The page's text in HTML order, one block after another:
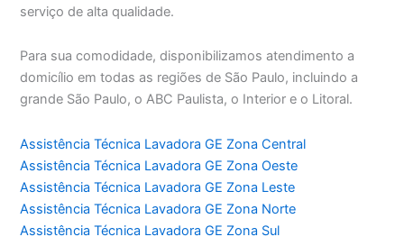
serviço de alta qualidade.
Para sua comodidade, disponibilizamos atendimento a
domicílio em todas as regiões de São Paulo, incluindo a
grande São Paulo, o ABC Paulista, o Interior e o Litoral.
Assistência Técnica Lavadora GE Zona Central
Assistência Técnica Lavadora GE Zona Oeste
Assistência Técnica Lavadora GE Zona Leste
Assistência Técnica Lavadora GE Zona Norte
Assistência Técnica Lavadora GE Zona Sul